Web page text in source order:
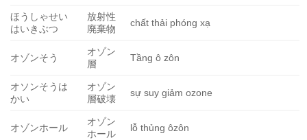
ほうしゃせい
はいきぶつ
放射性
廃棄物
chất thải phóng xạ
オゾンそう
オゾン
層
Tầng ô zôn
オソンそうは
かい
オゾン
層破壊
sự suy giảm ozone
オゾンホール
オゾン
ホール
lỗ thủng ôzôn